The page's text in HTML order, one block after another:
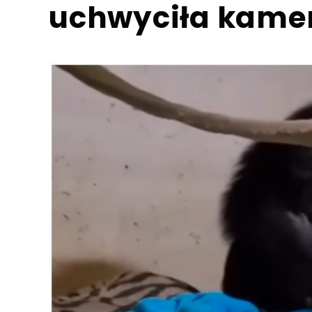
uchwyciła